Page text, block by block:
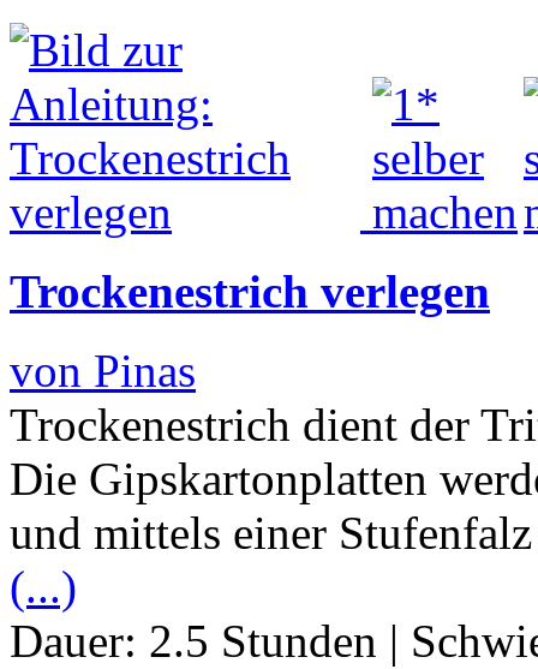
Trockenestrich verlegen
von Pinas
Trockenestrich dient der
Die Gipskartonplatten
und mittels einer
(...)
Dauer: 2.5 Stunden |